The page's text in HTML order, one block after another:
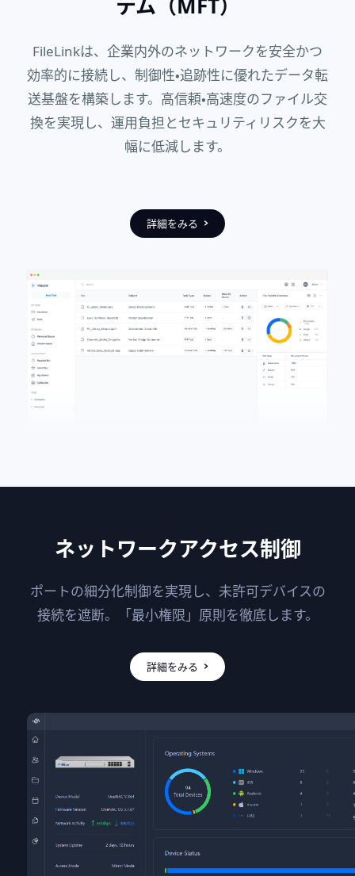
テム（MFT）
FileLinkは、企業内外のネットワークを安全かつ
効率的に接続し、制御性・追跡性に優れたデータ転
送基盤を構築します。 高信頼・高速度のファイル交
換を実現し、運用負担とセキュリティリスクを大
幅に低減します。
詳細をみる
ネットワークアクセス制御
ポートの細分化制御を実現し、未許可デバイスの
接続を遮断。「最小権限」原則を徹底します。
詳細をみる